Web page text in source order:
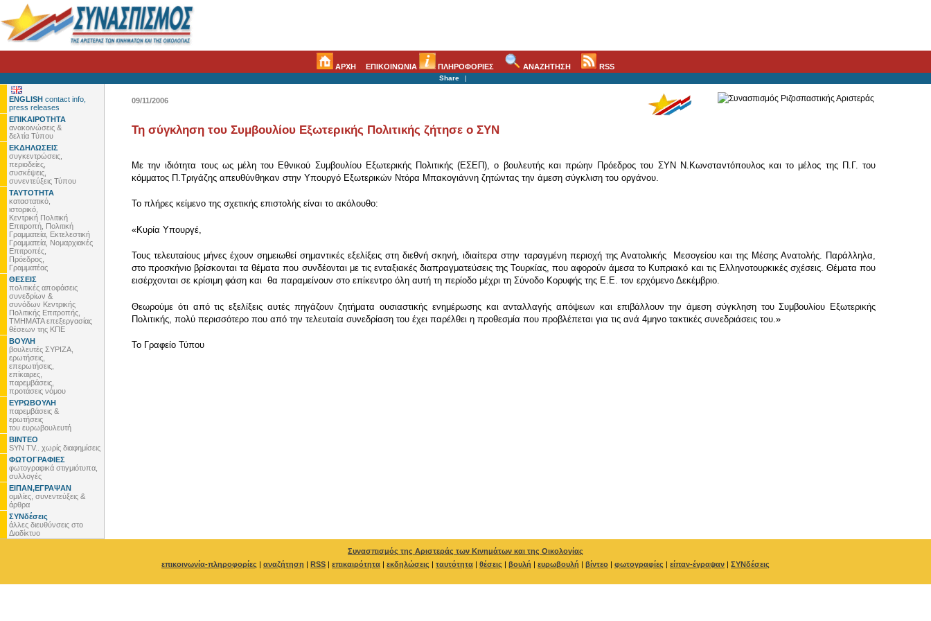
ΑΡΧΗ ΕΠΙΚΟΙΝΩΝΙΑ ΠΛΗΡΟΦΟΡΙΕΣ ΑΝΑΖΗΤΗΣΗ RSS
Share |
ENGLISH contact info,
press releases
ΕΠΙΚΑΙΡΟΤΗΤΑ
ανακοινώσεις &
δελτία Τύπου
ΕΚΔΗΛΩΣΕΙΣ
συγκεντρώσεις,
περιοδείες,
συσκέψεις,
συνεντεύξεις Τύπου
ΤΑΥΤΟΤΗΤΑ
καταστατικό,
ιστορικό,
Κεντρική Πολιτική
Επιτροπή, Πολιτική
Γραμματεία, Εκτελεστική
Γραμματεία, Νομαρχιακές
Επιτροπές,
Πρόεδρος,
Γραμματέας
ΘΕΣΕΙΣ
πολιτικές αποφάσεις
συνεδρίων &
συνόδων Κεντρικής
Πολιτικής Επιτροπής,
ΤΜΗΜΑΤΑ επεξεργασίας
θέσεων της ΚΠΕ
ΒΟΥΛΗ
βουλευτές ΣΥΡΙΖΑ,
ερωτήσεις,
επερωτήσεις,
επίκαιρες,
παρεμβάσεις,
προτάσεις νόμου
ΕΥΡΩΒΟΥΛΗ
παρεμβάσεις &
ερωτήσεις
του ευρωβουλευτή
ΒΙΝΤΕΟ
SYN TV.. χωρίς διαφημίσεις
ΦΩΤΟΓΡΑΦΙΕΣ
φωτογραφικά στιγμιότυπα,
συλλογές
ΕΙΠΑΝ,ΕΓΡΑΨΑΝ
ομιλίες, συνεντεύξεις &
άρθρα
ΣΥΝδέσεις
άλλες διευθύνσεις στο
Διαδίκτυο
09/11/2006
Τη σύγκληση του Συμβουλίου Εξωτερικής Πολιτικής ζήτησε ο ΣΥΝ
Με την ιδιότητα τους ως μέλη του Εθνικού Συμβουλίου Εξωτερικής Πολιτικής (ΕΣΕΠ), ο βουλευτής και πρώην Πρόεδρος του ΣΥΝ Ν.Κωνσταντόπουλος και το μέλος της Π.Γ. του
κόμματος Π.Τριγάζης απευθύνθηκαν στην Υπουργό Εξωτερικών Ντόρα Μπακογιάννη ζητώντας την άμεση σύγκλιση του οργάνου.
Το πλήρες κείμενο της σχετικής επιστολής είναι το ακόλουθο:
«Κυρία Υπουργέ,
Τους τελευταίους μήνες έχουν σημειωθεί σημαντικές εξελίξεις στη διεθνή σκηνή, ιδιαίτερα στην ταραγμένη περιοχή της Ανατολικής Μεσογείου και της Μέσης Ανατολής. Παράλληλα,
στο προσκήνιο βρίσκονται τα θέματα που συνδέονται με τις ενταξιακές διαπραγματεύσεις της Τουρκίας, που αφορούν άμεσα το Κυπριακό και τις Ελληνοτουρκικές σχέσεις. Θέματα που
εισέρχονται σε κρίσιμη φάση και θα παραμείνουν στο επίκεντρο όλη αυτή τη περίοδο μέχρι τη Σύνοδο Κορυφής της Ε.Ε. τον ερχόμενο Δεκέμβριο.
Θεωρούμε ότι από τις εξελίξεις αυτές πηγάζουν ζητήματα ουσιαστικής ενημέρωσης και ανταλλαγής απόψεων και επιβάλλουν την άμεση σύγκληση του Συμβουλίου Εξωτερικής
Πολιτικής, πολύ περισσότερο που από την τελευταία συνεδρίαση του έχει παρέλθει η προθεσμία που προβλέπεται για τις ανά 4μηνο τακτικές συνεδριάσεις του.»
To Γραφείο Τύπου
Συνασπισμός της Αριστεράς των Κινημάτων και της Οικολογίας
επικοινωνία-πληροφορίες | αναζήτηση | RSS | επικαιρότητα | εκδηλώσεις | ταυτότητα | θέσεις | βουλή | ευρωβουλή | βίντεο | φωτογραφίες | είπαν-έγραψαν | ΣΥΝδέσεις